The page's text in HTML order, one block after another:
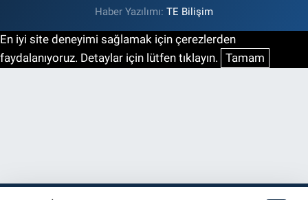
Haber Yazılımı: TE Bilişim
En iyi site deneyimi sağlamak için çerezlerden
faydalanıyoruz. Detaylar için lütfen tıklayın. Tamam